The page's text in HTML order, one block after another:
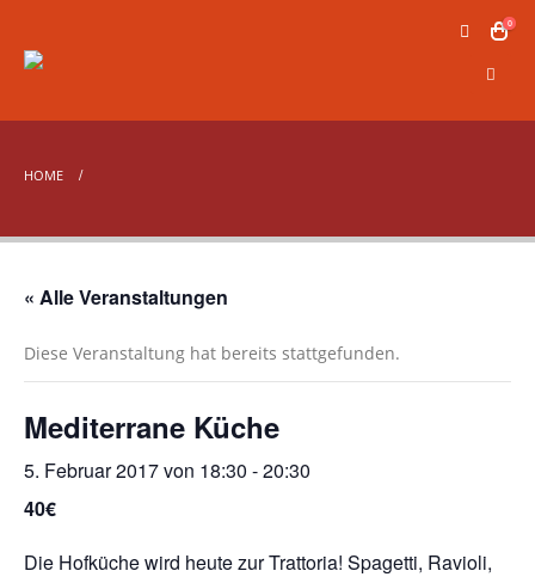
0
HOME
« Alle Veranstaltungen
Diese Veranstaltung hat bereits stattgefunden.
Mediterrane Küche
5. Februar 2017 von 18:30 -20:30
40€
Die Hofküche wird heute zur Trattoria! Spagetti, Ravioli,